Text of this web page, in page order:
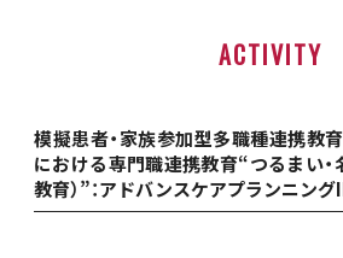
ACTIVITY
模擬患者・家族参加型多職種連携教
における専門職連携教育“つるまい・
教育）”：アドバンスケアプランニング